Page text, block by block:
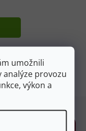
umožnili
provozu
výkon a